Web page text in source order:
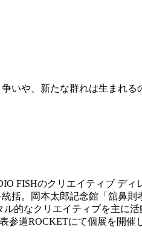
いや、新たな群れは生まれる
FISHのクリエイティブ デ
括。岡本太郎記念館「舘鼻
的なクリエイティブを主に
道ROCKETにて個展を開催